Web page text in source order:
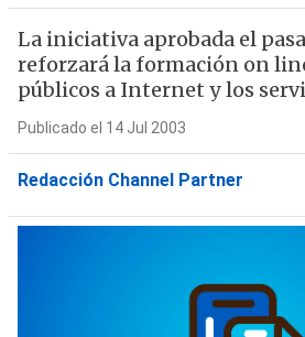
La iniciativa aprobada el
reforzará la formación on
públicos a Internet y los
Publicado el 14 Jul 2003
Redacción Channel Partner